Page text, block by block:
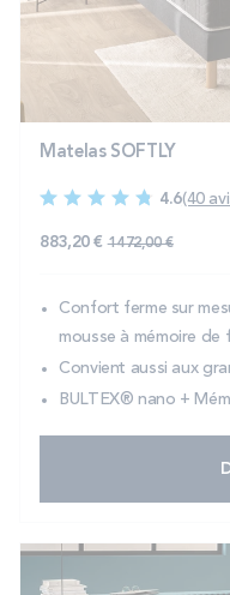
Matelas SOFTLY
4.6(40
883,20 € 1 472,00 €
Confort ferme sur
mousse à mémoire de
Convient aussi aux
BULTEX® nano +